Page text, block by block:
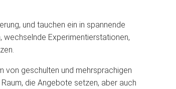
und tauchen ein in spannende
wechselnde Experimentierstationen,
von geschulten und mehrsprachigen
die Angebote setzen, aber auch